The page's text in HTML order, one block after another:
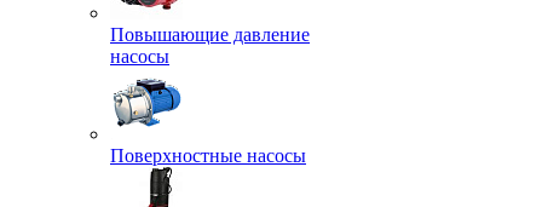
Повышающие давление
насосы
Поверхностные насосы